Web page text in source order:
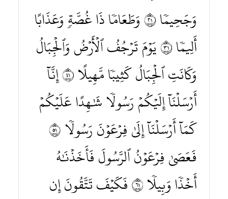
وَجَحِيمٗا ١٢ وَطَعَامٗا ذَا غُصَّةٖ وَعَذَابًا
أَلِيمٗا ١٣ يَوۡمَ تَرۡجُفُ ٱلۡأَرۡضُ وَٱلۡجِبَالُ
وَكَانَتِ ٱلۡجِبَالُ كَثِيبٗا مَّهِيلًا ١٤ إِنَّآ
أَرۡسَلۡنَآ إِلَيۡكُمۡ رَسُولٗا شَٰهِدًا عَلَيۡكُمۡ
كَمَآ أَرۡسَلۡنَآ إِلَىٰ فِرۡعَوۡنَ رَسُولٗا ١٥
فَعَصَىٰ فِرۡعَوۡنُ ٱلرَّسُولَ فَأَخَذۡنَٰهُ
أَخۡذٗا وَبِيلٗا ١٦ فَكَيۡفَ تَتَّقُونَ إِن